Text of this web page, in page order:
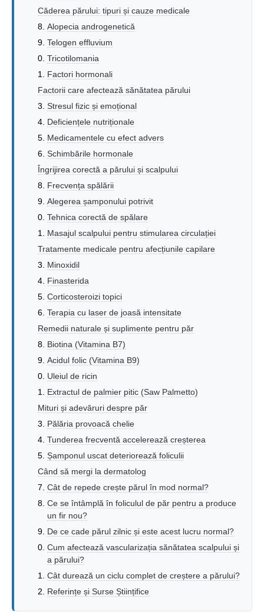
Căderea părului: tipuri și cauze medicale
Alopecia androgenetică
Telogen effluvium
Tricotilomania
Factori hormonali
Factorii care afectează sănătatea părului
Stresul fizic și emoțional
Deficiențele nutriționale
Medicamentele cu efect advers
Schimbările hormonale
Îngrijirea corectă a părului și scalpului
Frecvența spălării
Alegerea șamponului potrivit
Tehnica corectă de spălare
Masajul scalpului pentru stimularea circulației
Tratamente medicale pentru afecțiunile capilare
Minoxidil
Finasterida
Corticosteroizi topici
Terapia cu laser de joasă intensitate
Remedii naturale și suplimente pentru păr
Biotina (Vitamina B7)
Acidul folic (Vitamina B9)
Uleiul de ricin
Extractul de palmier pitic (Saw Palmetto)
Mituri și adevăruri despre păr
Pălăria provoacă chelie
Tunderea frecventă accelerează creșterea
Șamponul uscat deteriorează foliculii
Când să mergi la dermatolog
Cât de repede crește părul în mod normal?
Ce se întâmplă în foliculul de păr pentru a produce
un fir nou?
De ce cade părul zilnic și este acest lucru normal?
Cum afectează vascularizația sănătatea scalpului și
a părului?
Cât durează un ciclu complet de creștere a părului?
Referințe și Surse Științifice